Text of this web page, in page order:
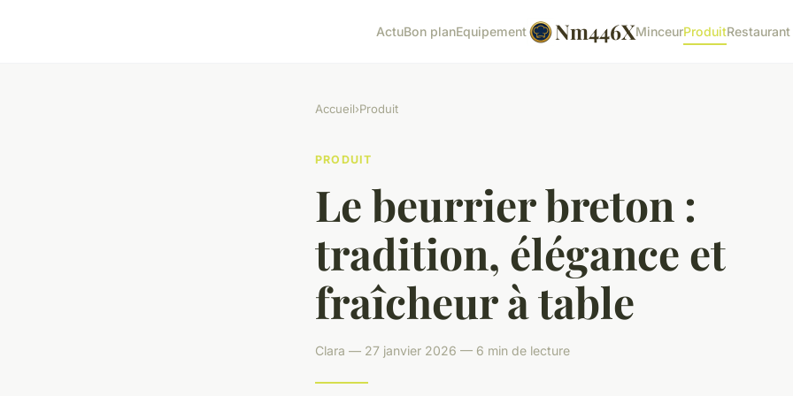
ActuBon planEquipement Nm446XMinceurProduitRestaurant
Accueil›Produit
PRODUIT
Le beurrier breton :
tradition, élégance et
fraîcheur à table
Clara — 27 janvier 2026 — 6 min de lecture